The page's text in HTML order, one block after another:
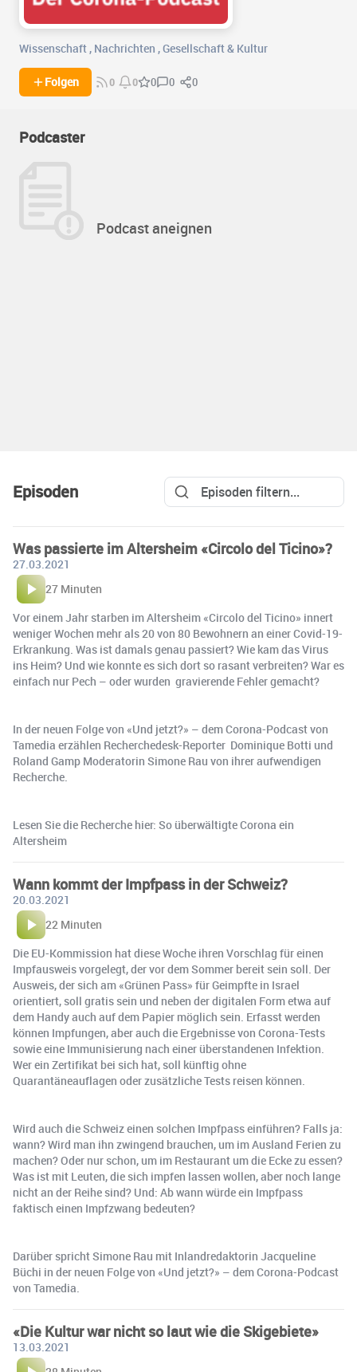
Wissenschaft , Nachrichten ,Gesellschaft & Kultur
Folgen 0 0 0 0 0
Podcaster
Podcast aneignen
Episoden
Was passierte im Altersheim «Circolo del Ticino»?
27.03.2021
27 Minuten
Vor einem Jahr starben im Altersheim «Circolo del Ticino» innert
weniger Wochen mehr als 20 von 80 Bewohnern an einer Covid-19-
Erkrankung. Was ist damals genau passiert? Wie kam das Virus
ins Heim? Und wie konnte es sich dort so rasant verbreiten? War es
einfach nur Pech – oder wurden gravierende Fehler gemacht?
In der neuen Folge von «Und jetzt?» – dem Corona-Podcast von
Tamedia erzählen Recherchedesk-Reporter Dominique Botti und
Roland Gamp Moderatorin Simone Rau von ihrer aufwendigen
Recherche.
Lesen Sie die Recherche hier: So überwältigte Corona ein
Altersheim
Wann kommt der Impfpass in der Schweiz?
20.03.2021
22 Minuten
Die EU-Kommission hat diese Woche ihren Vorschlag für einen
Impfausweis vorgelegt, der vor dem Sommer bereit sein soll. Der
Ausweis, der sich am «Grünen Pass» für Geimpfte in Israel
orientiert, soll gratis sein und neben der digitalen Form etwa auf
dem Handy auch auf dem Papier möglich sein. Erfasst werden
können Impfungen, aber auch die Ergebnisse von Corona-Tests
sowie eine Immunisierung nach einer überstandenen Infektion.
Wer ein Zertifikat bei sich hat, soll künftig ohne
Quarantäneauflagen oder zusätzliche Tests reisen können.
Wird auch die Schweiz einen solchen Impfpass einführen? Falls ja:
wann? Wird man ihn zwingend brauchen, um im Ausland Ferien zu
machen? Oder nur schon, um im Restaurant um die Ecke zu essen?
Was ist mit Leuten, die sich impfen lassen wollen, aber noch lange
nicht an der Reihe sind? Und: Ab wann würde ein Impfpass
faktisch einen Impfzwang bedeuten?
Darüber spricht Simone Rau mit Inlandredaktorin Jacqueline
Büchi in der neuen Folge von «Und jetzt?» – dem Corona-Podcast
von Tamedia.
«Die Kultur war nicht so laut wie die Skigebiete»
13.03.2021